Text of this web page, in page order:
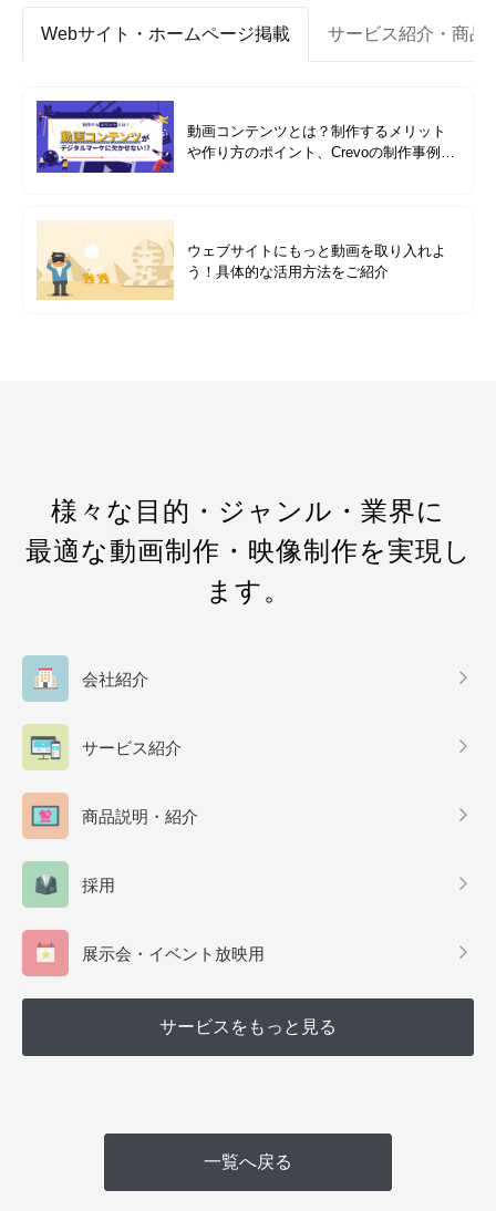
Webサイト・ホームページ掲載 サービス紹介・商品
動画コンテンツとは？制作するメリット
や作り方のポイント、Crevoの制作事例も
ウェブサイトにもっと動画を取り入れよ
う！具体的な活用方法をご紹介
様々な目的・ジャンル・業界に
最適な動画制作・映像制作を実現し
ます。
会社紹介
サービス紹介
商品説明・紹介
採用
展示会・イベント放映用
サービスをもっと見る
一覧へ戻る